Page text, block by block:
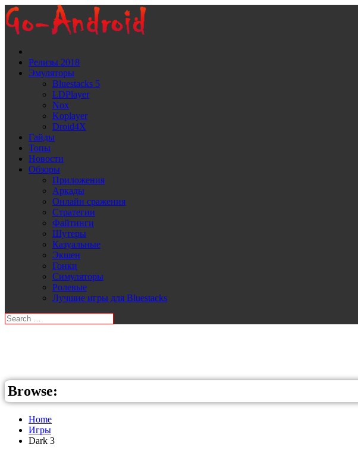
Релизы 2018
Эмуляторы
Bluestacks 5
LDPlayer
Noх
Koplayer
Droid4X
Гайды
Топы
Новости
Обзоры
Приложения
Аркады
Онлайн сражения
Стратегии
Файтинги
Шутеры
Казуальные
Экшен
Гонки
Симуляторы
Ролевые
Лучшие игры для Bluestacks
Browse:
Home
Игры
Dark 3